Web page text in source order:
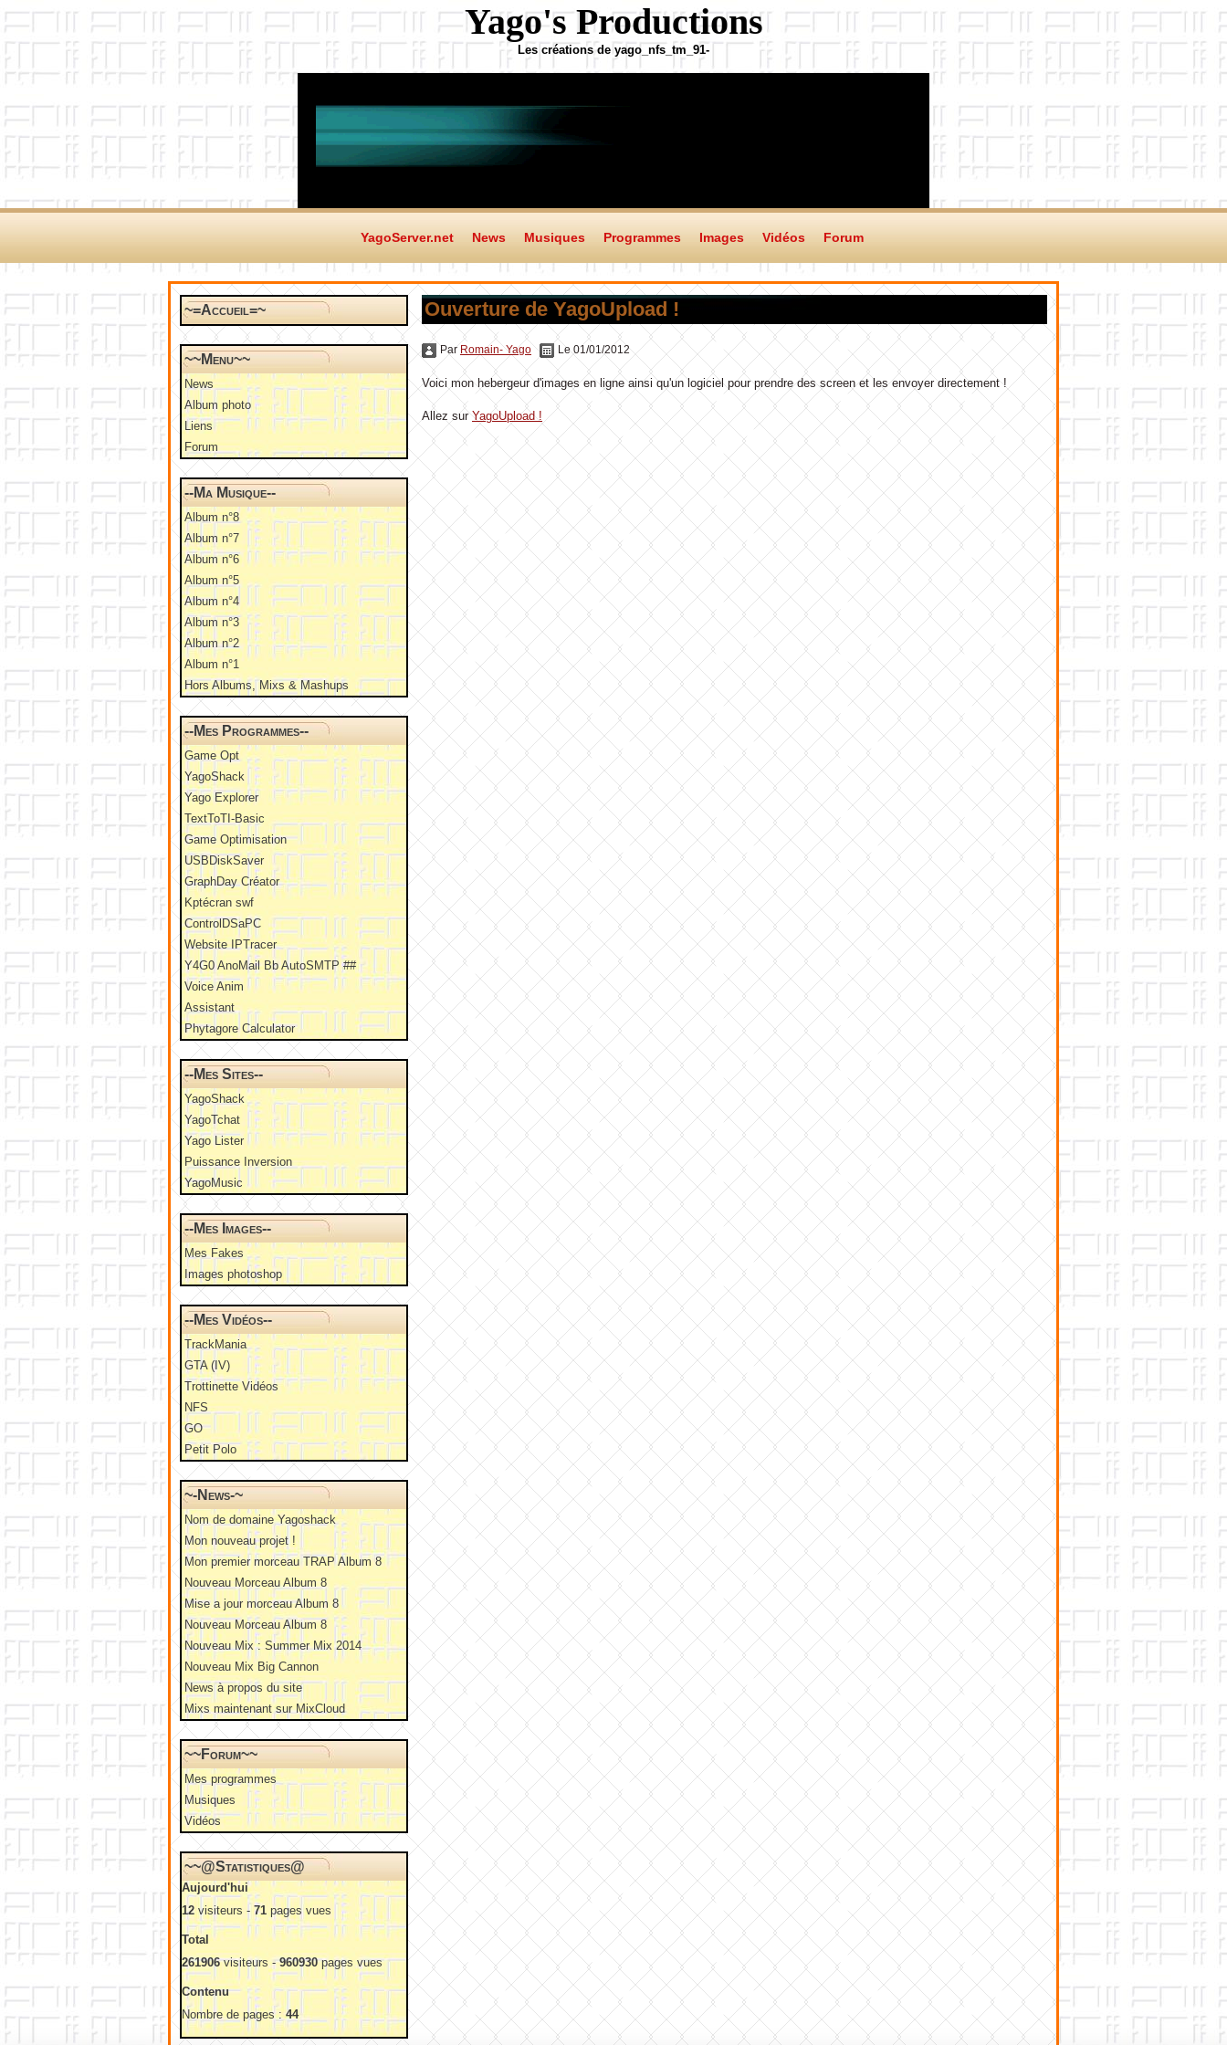
Yago's Productions
Les créations de yago_nfs_tm_91-
YagoServer.net News Musiques Programmes Images Vidéos Forum
~=Accueil=~
~~Menu~~
News
Album photo
Liens
Forum
--Ma Musique--
Album n°8
Album n°7
Album n°6
Album n°5
Album n°4
Album n°3
Album n°2
Album n°1
Hors Albums, Mixs & Mashups
--Mes Programmes--
Game Opt
YagoShack
Yago Explorer
TextToTI-Basic
Game Optimisation
USBDiskSaver
GraphDay Créator
Kptécran swf
ControlDSaPC
Website IPTracer
Y4G0 AnoMail Bb AutoSMTP ##
Voice Anim
Assistant
Phytagore Calculator
--Mes Sites--
YagoShack
YagoTchat
Yago Lister
Puissance Inversion
YagoMusic
--Mes Images--
Mes Fakes
Images photoshop
--Mes Vidéos--
TrackMania
GTA (IV)
Trottinette Vidéos
NFS
GO
Petit Polo
~-News-~
Nom de domaine Yagoshack
Mon nouveau projet !
Mon premier morceau TRAP Album 8
Nouveau Morceau Album 8
Mise a jour morceau Album 8
Nouveau Morceau Album 8
Nouveau Mix : Summer Mix 2014
Nouveau Mix Big Cannon
News à propos du site
Mixs maintenant sur MixCloud
~~Forum~~
Mes programmes
Musiques
Vidéos
~~@Statistiques@
Aujourd'hui
12 visiteurs - 71 pages vues
Total
261906visiteurs -960930pages vues
Contenu
Nombre de pages :44
Ouverture de YagoUpload !
ParRomain- Yago Le 01/01/2012
Voici mon hebergeur d'images en ligne ainsi qu'un logiciel pour prendre des screen et les envoyer directement !
Allez surYagoUpload !